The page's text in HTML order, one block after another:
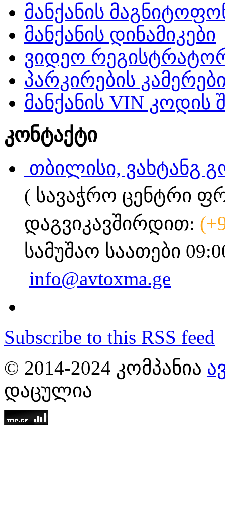
მანქანის
მანქანის დინამიკები
ვიდეო
პარკირების
მანქანის VIN კოდის
კონტაქტი
თბილისი, ვახტანგ
( სავაჭრო ცენტრი
დაგვიკავშირდით:
სამუშაო საათები
info@avtoxma.ge
Subscribe to this RSS feed
© 2014-2024 ᲙᲝᲛᲞᲐᲜᲘᲐ
ᲓᲐᲪᲣᲚᲘᲐ